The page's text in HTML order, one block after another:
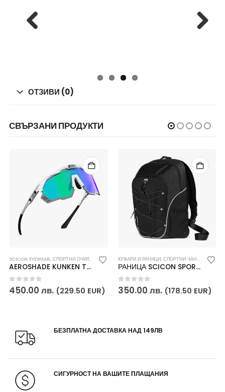
ОТЗИВИ (0)
СВЪРЗАНИ ПРОДУКТИ
И РАНИЦИ
SCICON EYEWEAR,СПОРТНИ ОЧИЛА
AEROSHADE KUNKEN TP WORLD CHAMPION спортни очила
0out of 5
450.00лв. (229.50 EUR)
КУФАРИ И РАНИЦИ, СПОРТНИ ЧАНТИ И РАНИЦИ
РАНИЦА SCICON SPORT 25L
0out of 5
350.00 лв. (178.50 EUR)
БЕЗПЛАТНА ДОСТАВКА НАД 149ЛВ
СИГУРНОСТ НА ВАШИТЕ ПЛАЩАНИЯ